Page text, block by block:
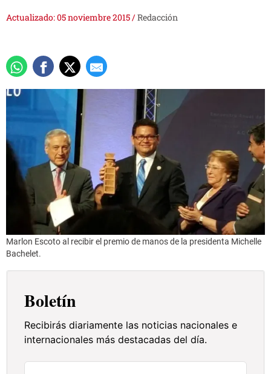
Actualizado: 05 noviembre 2015/Redacción
Marlon Escoto al recibir el premio de manos de la presidenta Michelle
Bachelet.
Boletín
Recibirás diariamente las noticias nacionales e
internacionales más destacadas del día.